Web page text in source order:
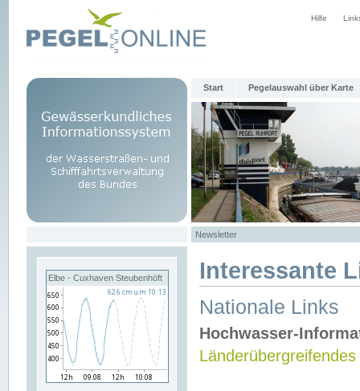
Hilfe
Start Pegelauswahl über Karte
Newsletter
Elbe - Cuxhaven Steubenhöft Interessante
Nationale Links
Hochwasser-